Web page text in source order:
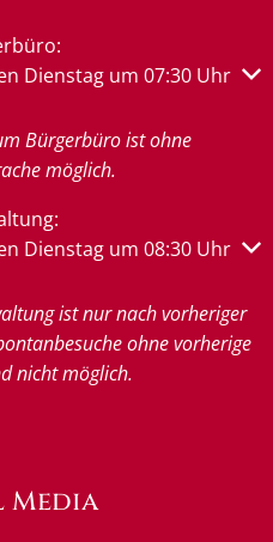
oder Schließzeiten
Dienstag um 07:30 Uhr
Bürgerbüro ist ohne
möglich.
oder Schließzeiten
Dienstag um 08:30 Uhr
ist nur nach vorheriger
ohne vorherige
nicht möglich.
Media